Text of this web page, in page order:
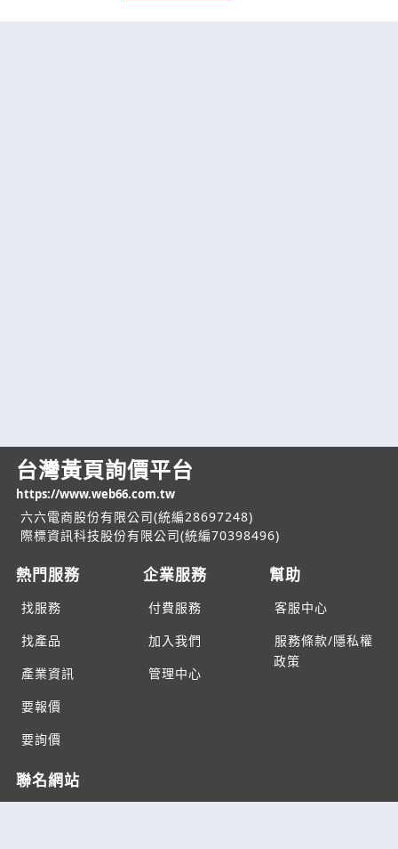
台灣黃頁詢價平台
https://www.web66.com.tw
六六電商股份有限公司(統編28697248)
際標資訊科技股份有限公司(統編70398496)
熱門服務
找服務
找產品
產業資訊
要報價
要詢價
企業服務
付費服務
加入我們
管理中心
幫助
客服中心
服務條款/隱私權
政策
聯名網站